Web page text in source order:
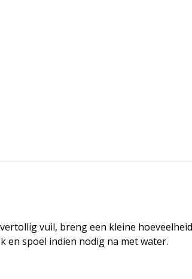
vuil, breng een kleine hoeveelheid
en spoel indien nodig na met water.